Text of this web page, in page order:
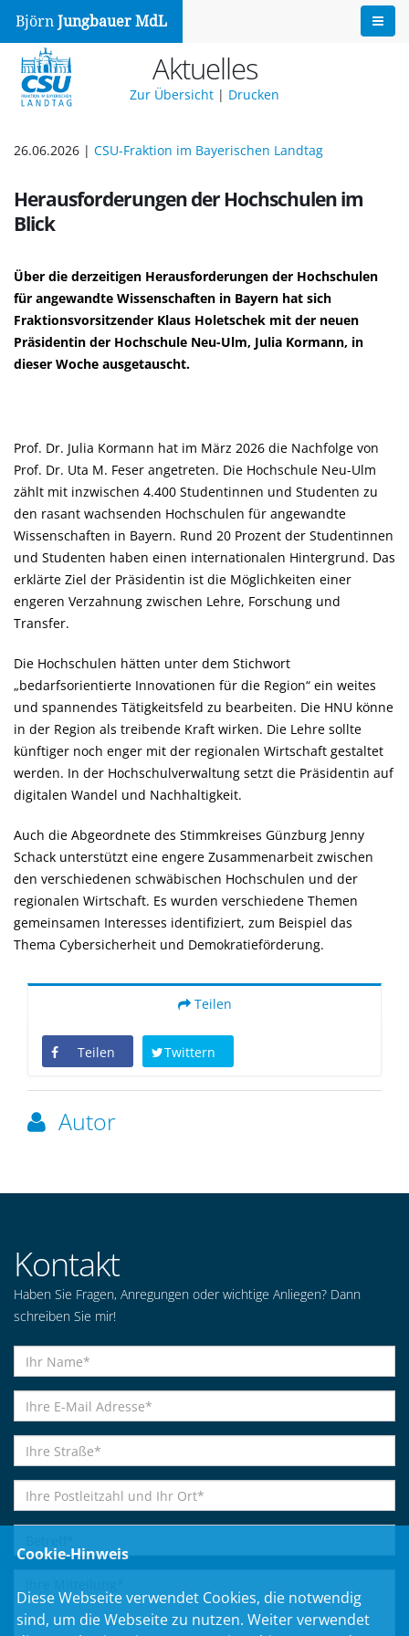
Björn Jungbauer MdL
Aktuelles
Zur Übersicht | Drucken
26.06.2026 | CSU-Fraktion im Bayerischen Landtag
Herausforderungen der Hochschulen im
Blick
Über die derzeitigen Herausforderungen der Hochschulen
für angewandte Wissenschaften in Bayern hat sich
Fraktionsvorsitzender Klaus Holetschek mit der neuen
Präsidentin der Hochschule Neu-Ulm, Julia Kormann, in
dieser Woche ausgetauscht.
Prof. Dr. Julia Kormann hat im März 2026 die Nachfolge von
Prof. Dr. Uta M. Feser angetreten. Die Hochschule Neu-Ulm
zählt mit inzwischen 4.400 Studentinnen und Studenten zu
den rasant wachsenden Hochschulen für angewandte
Wissenschaften in Bayern. Rund 20 Prozent der Studentinnen
und Studenten haben einen internationalen Hintergrund. Das
erklärte Ziel der Präsidentin ist die Möglichkeiten einer
engeren Verzahnung zwischen Lehre, Forschung und
Transfer.
Die Hochschulen hätten unter dem Stichwort
bedarfsorientierte Innovationen für die Region“ ein weites
und spannendes Tätigkeitsfeld zu bearbeiten. Die HNU könne
in der Region als treibende Kraft wirken. Die Lehre sollte
künftiger noch enger mit der regionalen Wirtschaft gestaltet
werden. In der Hochschulverwaltung setzt die Präsidentin auf
digitalen Wandel und Nachhaltigkeit.
Auch die Abgeordnete des Stimmkreises Günzburg Jenny
Schack unterstützt eine engere Zusammenarbeit zwischen
den verschiedenen schwäbischen Hochschulen und der
regionalen Wirtschaft. Es wurden verschiedene Themen
gemeinsamen Interesses identifiziert, zum Beispiel das
Thema Cybersicherheit und Demokratieförderung.
Teilen
Teilen Twittern
Autor
Kontakt
Haben Sie Fragen, Anregungen oder wichtige Anliegen? Dann
schreiben Sie mir!
Cookie-Hinweis
Diese Webseite verwendet Cookies, die notwendig
sind, um die Webseite zu nutzen. Weiter verwendet